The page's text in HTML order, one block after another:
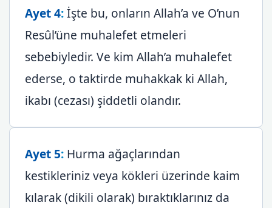
Ayet 4:İşte bu, onların Allah’a ve O’nun
Resûl’üne muhalefet etmeleri
sebebiyledir. Ve kim Allah’a muhalefet
ederse, o taktirde muhakkak ki Allah,
ikabı (cezası) şiddetli olandır.
Ayet 5: Hurma ağaçlarından
kestikleriniz veya kökleri üzerinde kaim
kılarak (dikili olarak) bıraktıklarınız da